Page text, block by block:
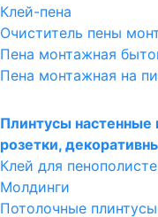
Клей-пена
Очиститель пены
Пена монтажная
Пена монтажная на
Плинтусы
розетки,
Клей для
Молдинги
Потолочные плинтусы